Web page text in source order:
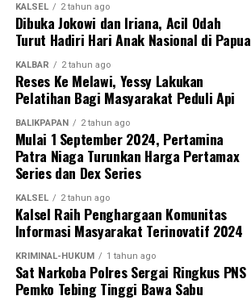
KALSEL 2 tahun ago
Dibuka Jokowi dan Iriana, Acil Odah
Turut Hadiri Hari Anak Nasional di Papua
KALBAR 2 tahun ago
Reses Ke Melawi, Yessy Lakukan
Pelatihan Bagi Masyarakat Peduli Api
BALIKPAPAN 2 tahun ago
Mulai 1 September 2024, Pertamina
Patra Niaga Turunkan Harga Pertamax
Series dan Dex Series
KALSEL 2 tahun ago
Kalsel Raih Penghargaan Komunitas
Informasi Masyarakat Terinovatif 2024
KRIMINAL-HUKUM 1 tahun ago
Sat Narkoba Polres Sergai Ringkus PNS
Pemko Tebing Tinggi Bawa Sabu